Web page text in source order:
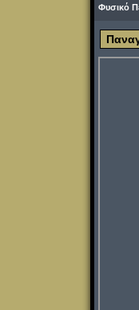
Φυσικό